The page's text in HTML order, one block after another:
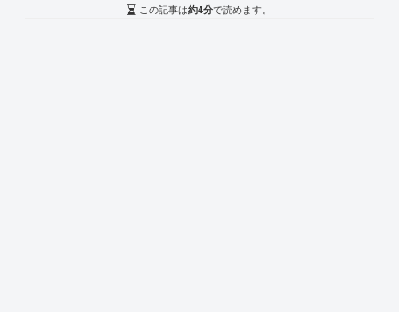
この記事は約4分で読めます。